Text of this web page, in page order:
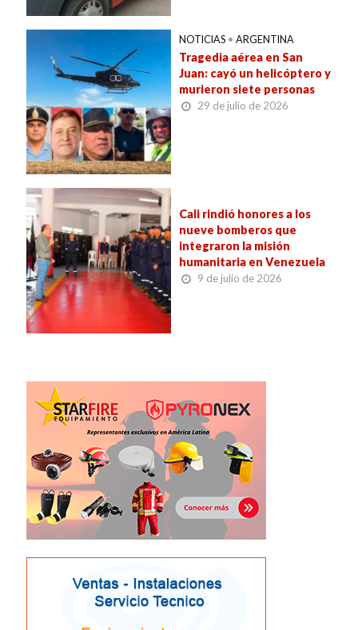
NOTICIAS • ARGENTINA
Tragedia aérea en San
Juan: cayó un helicóptero y
murieron siete personas
29 de julio de 2026
Cali rindió honores a los
nueve bomberos que
integraron la misión
humanitaria en Venezuela
9 de julio de 2026